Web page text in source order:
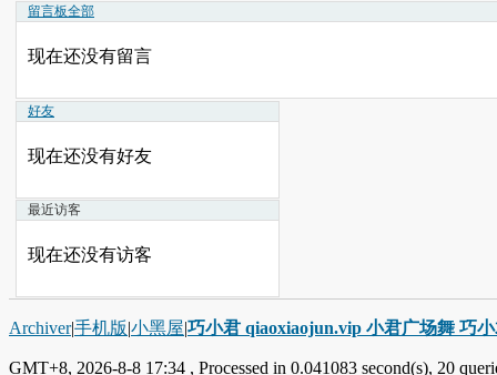
留言板全部
现在还没有留言
好友
现在还没有好友
最近访客
现在还没有访客
Archiver|手机版|小黑屋|巧小君 qiaoxiaojun.vip 小君广场舞 巧
GMT+8, 2026-8-8 17:34 , Processed in 0.041083 second(s), 20